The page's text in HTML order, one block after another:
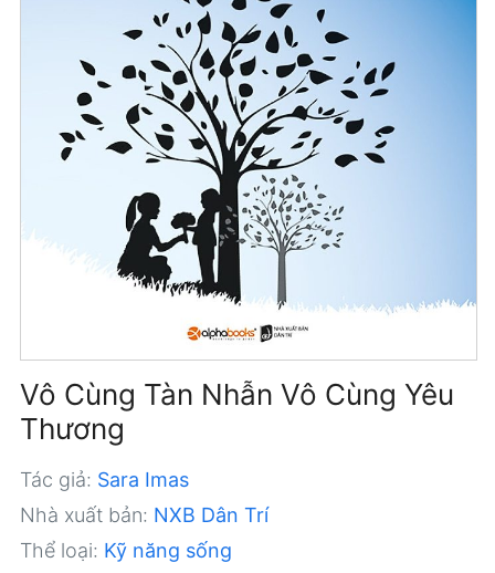
Vô Cùng Tàn Nhẫn Vô Cùng Yêu
Thương
Tác giả: Sara Imas
Nhà xuất bản: NXB Dân Trí
Thể loại: Kỹ năng sống